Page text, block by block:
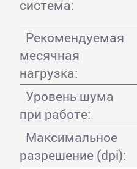
система:
Рекомендуемая
месячная
нагрузка:
Уровень шума
при работе:
Максимальное
разрешение (dpi):